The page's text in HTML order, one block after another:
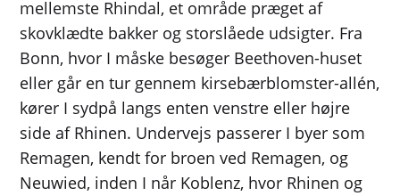
mellemste Rhindal, et område præget af
skovklædte bakker og storslåede udsigter. Fra
Bonn, hvor I måske besøger Beethoven-huset
eller går en tur gennem kirsebærblomster-allén,
kører I sydpå langs enten venstre eller højre
side af Rhinen. Undervejs passerer I byer som
Remagen, kendt for broen ved Remagen, og
Neuwied, inden I når Koblenz, hvor Rhinen og